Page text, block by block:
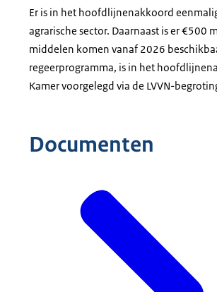
Er is in het hoofdlijnenakkoord
agrarische sector. Daarnaast is er €500
middelen komen vanaf 2026
regeerprogramma, is in het
Kamer voorgelegd via de LVVN-
Documenten